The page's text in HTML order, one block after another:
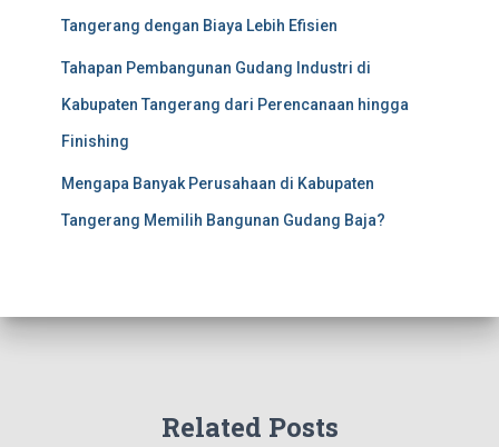
Tangerang dengan Biaya Lebih Efisien
Tahapan Pembangunan Gudang Industri di
Kabupaten Tangerang dari Perencanaan hingga
Finishing
Mengapa Banyak Perusahaan di Kabupaten
Tangerang Memilih Bangunan Gudang Baja?
Related Posts